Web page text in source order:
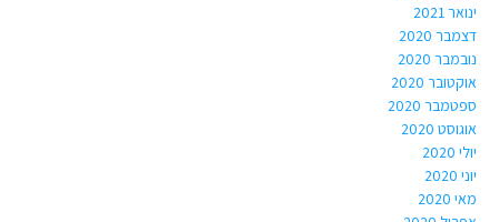
ינואר 2021
דצמבר 2020
נובמבר 2020
אוקטובר 2020
ספטמבר 2020
אוגוסט 2020
יולי 2020
יוני 2020
מאי 2020